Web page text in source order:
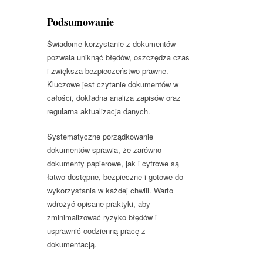
Podsumowanie
Świadome korzystanie z dokumentów
pozwala uniknąć błędów, oszczędza czas
i zwiększa bezpieczeństwo prawne.
Kluczowe jest czytanie dokumentów w
całości, dokładna analiza zapisów oraz
regularna aktualizacja danych.
Systematyczne porządkowanie
dokumentów sprawia, że zarówno
dokumenty papierowe, jak i cyfrowe są
łatwo dostępne, bezpieczne i gotowe do
wykorzystania w każdej chwili. Warto
wdrożyć opisane praktyki, aby
zminimalizować ryzyko błędów i
usprawnić codzienną pracę z
dokumentacją.